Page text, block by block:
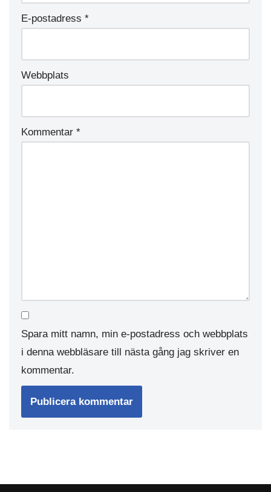
E-postadress *
Webbplats
Kommentar *
Spara mitt namn, min e-postadress och webbplats
i denna webbläsare till nästa gång jag skriver en
kommentar.